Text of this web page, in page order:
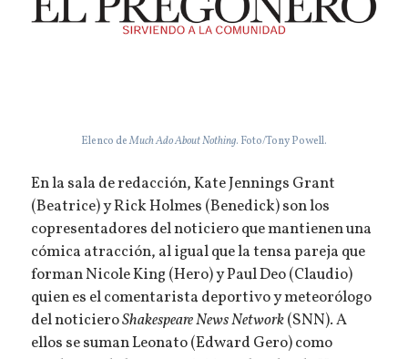
Elenco deMuch Ado About Nothing. Foto/Tony Powell.
En la sala de redacción, Kate Jennings Grant
(Beatrice) y Rick Holmes (Benedick) son los
copresentadores del noticiero que mantienen una
cómica atracción, al igual que la tensa pareja que
forman Nicole King (Hero) y Paul Deo (Claudio)
quien es el comentarista deportivo y meteorólogo
del noticieroShakespeare News Network(SNN). A
ellos se suman Leonato (Edward Gero) como